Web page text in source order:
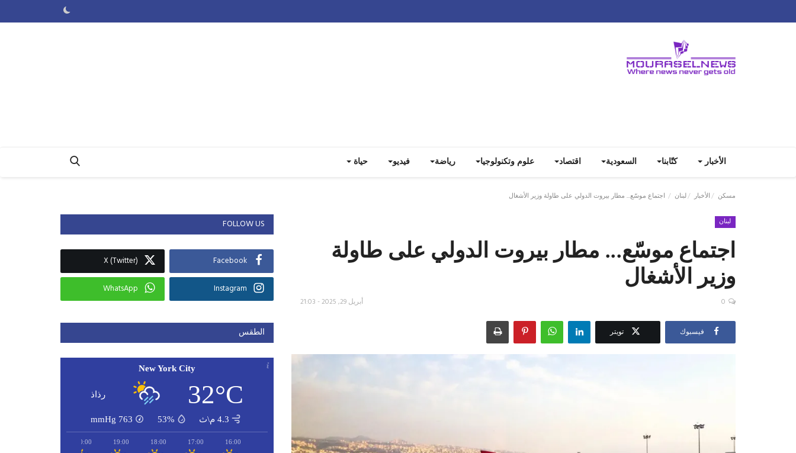
الأخبار كتّابنا السعودية اقتصاد علوم وتكنولوجيا رياضة فيديو حياة
مسكن الأخبار لبنان اجتماع موسّع... مطار بيروت الدولي على طاولة وزير الأشغال
لبنان
اجتماع موسّع... مطار بيروت الدولي على طاولة
وزير الأشغال
أبريل 29, 2025 - 21:03 0
فيسبوك تويتر
FOLLOW US
Facebook
X (Twitter)
Instagram
WhatsApp
الطقس
New York City
32°C رذاذ
4.3 م\ث 53%
763
mmHg
16:00
17:00
18:00
19:00
20:00